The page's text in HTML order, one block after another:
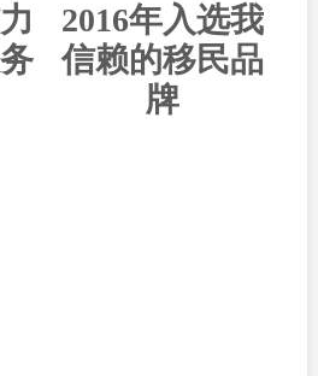
2016年入选我
信赖的移民品
牌